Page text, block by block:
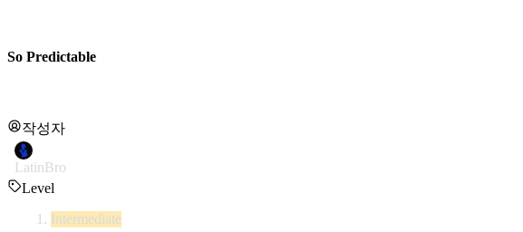
So Predictable
작성자
LatinBro
Level
Intermediate